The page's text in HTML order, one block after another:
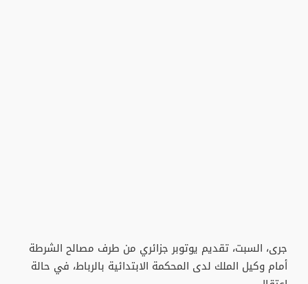
جرى، السبت، تقديم يوتوبر جزائري من طرف مصالح الشرطة
أمام وكيل الملك لدى المحكمة الابتدائية بالرباط، في حالة